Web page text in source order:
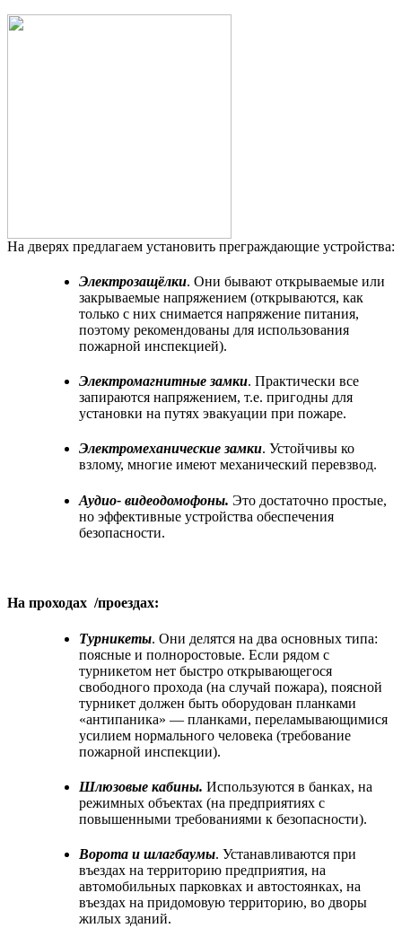
На дверях предлагаем установить преграждающие устройства:
Электрозащёлки. Они бывают открываемые или
закрываемые напряжением (открываются, как
только с них снимается напряжение питания,
поэтому рекомендованы для использования
пожарной инспекцией).
Электромагнитные замки. Практически все
запираются напряжением, т.е. пригодны для
установки на путях эвакуации при пожаре.
Электромеханические замки. Устойчивы ко
взлому, многие имеют механический перевзвод.
Аудио- видеодомофоны. Это достаточно простые,
но эффективные устройства обеспечения
безопасности.
На проходах /проездах:
Турникеты. Они делятся на два основных типа:
поясные и полноростовые. Если рядом с
турникетом нет быстро открывающегося
свободного прохода (на случай пожара), поясной
турникет должен быть оборудован планками
«антипаника» — планками, переламывающимися
усилием нормального человека (требование
пожарной инспекции).
Шлюзовые кабины. Используются в банках, на
режимных объектах (на предприятиях с
повышенными требованиями к безопасности).
Ворота и шлагбаумы. Устанавливаются при
въездах на территорию предприятия, на
автомобильных парковках и автостоянках, на
въездах на придомовую территорию, во дворы
жилых зданий.